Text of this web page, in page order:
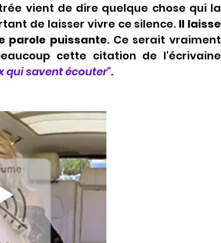
vient de dire quelque chose qui la
de laisser vivre ce silence. Il laisse
parole puissante. Ce serait vraiment
cette citation de l'écrivaine
qui savent écouter".